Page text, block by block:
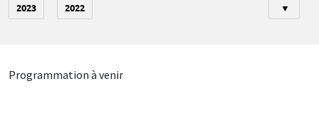
2023 2022 ▼
Programmation à venir